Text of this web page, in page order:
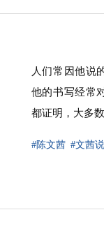
人们常因他说
他的书写经常
都证明，大多
#陈文茜 #文茜